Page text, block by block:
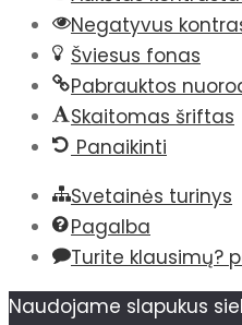
Negatyvus
Šviesus fonas
Pabrauktos
Skaitomas šriftas
Panaikinti
Svetainės turinys
Pagalba
Turite klausimų?
Naudojame slapukus